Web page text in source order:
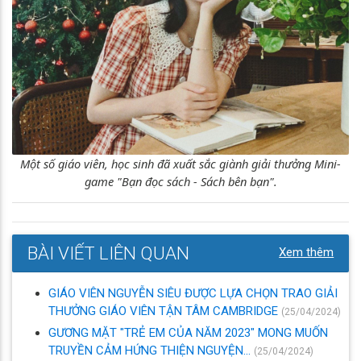
Một số giáo viên, học sinh đã xuất sắc giành giải thưởng Mini-
game "Bạn đọc sách - Sách bên bạn".
BÀI VIẾT LIÊN QUAN Xem thêm
GIÁO VIÊN NGUYỄN SIÊU ĐƯỢC LỰA CHỌN TRAO GIẢI
THƯỞNG GIÁO VIÊN TẬN TÂM CAMBRIDGE (25/04/2024)
GƯƠNG MẶT "TRẺ EM CỦA NĂM 2023" MONG MUỐN
TRUYỀN CẢM HỨNG THIỆN NGUYỆN... (25/04/2024)